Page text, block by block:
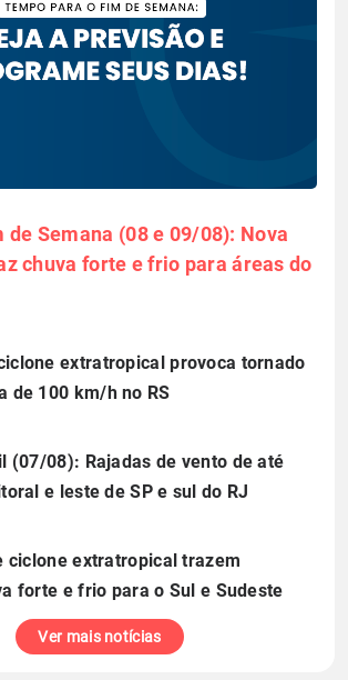
de Semana (08 e 09/08): Nova
chuva forte e frio para áreas do
extratropical provoca tornado
de 100 km/h no RS
(07/08): Rajadas de vento de até
e leste de SP e sul do RJ
ciclone extratropical trazem
forte e frio para o Sul e Sudeste
Ver mais notícias